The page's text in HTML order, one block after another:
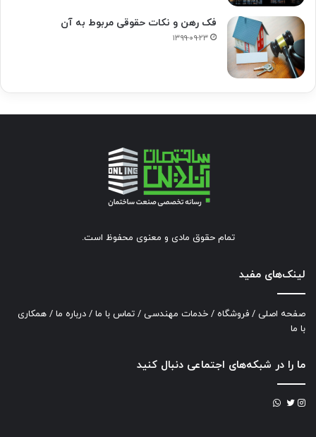
فک‌ رهن و نکات حقوقی مربوط به آن
۱۳۹۹-۰۹-۲۳
تمام حقوق مادی و معنوی محفوظ است.
لینک‌های مفید
صفحه اصلی / فروشگاه / خدمات مهندسی / تماس با ما / درباره ما / همکاری
با ما
ما را در شبکه‌های اجتماعی دنبال کنید